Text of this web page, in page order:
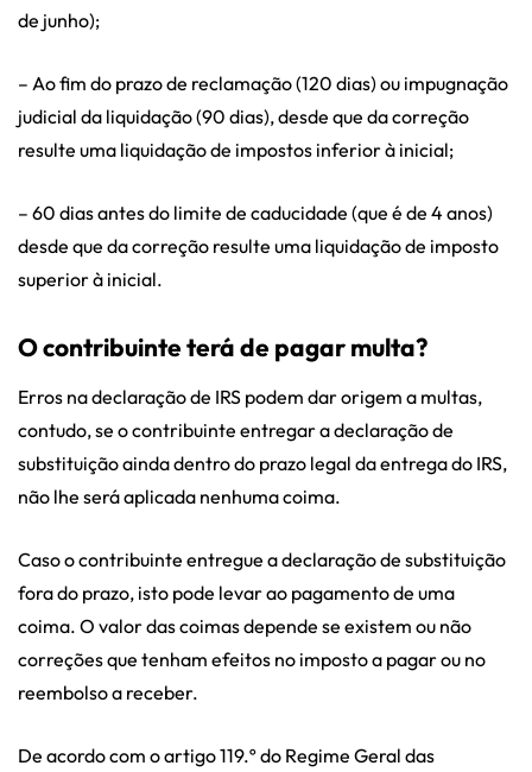
de junho);
– Ao fim do prazo de reclamação (120 dias) ou impugnação
judicial da liquidação (90 dias), desde que da correção
resulte uma liquidação de impostos inferior à inicial;
– 60 dias antes do limite de caducidade (que é de 4 anos)
desde que da correção resulte uma liquidação de imposto
superior à inicial.
O contribuinte terá de pagar multa?
Erros na declaração de IRS podem dar origem a multas,
contudo, se o contribuinte entregar a declaração de
substituição ainda dentro do prazo legal da entrega do IRS,
não lhe será aplicada nenhuma coima.
Caso o contribuinte entregue a declaração de substituição
fora do prazo, isto pode levar ao pagamento de uma
coima. O valor das coimas depende se existem ou não
correções que tenham efeitos no imposto a pagar ou no
reembolso a receber.
De acordo com o artigo 119.º do Regime Geral das